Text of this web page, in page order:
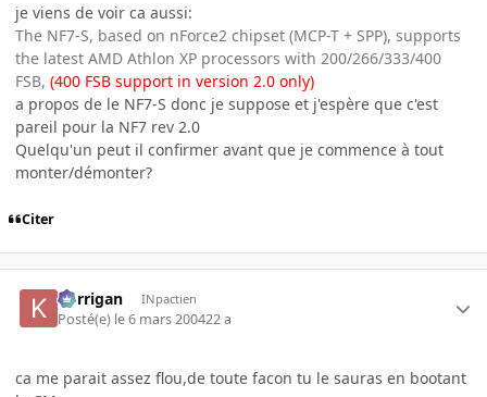
je viens de voir ca aussi:
The NF7-S, based on nForce2 chipset (MCP-T + SPP), supports
the latest AMD Athlon XP processors with 200/266/333/400
FSB, (400 FSB support in version 2.0 only)
a propos de le NF7-S donc je suppose et j'espère que c'est
pareil pour la NF7 rev 2.0
Quelqu'un peut il confirmer avant que je commence à tout
monter/démonter?
Citer
korrigan INpactien
Posté(e) le 6 mars 200422 a
ca me parait assez flou,de toute facon tu le sauras en bootant